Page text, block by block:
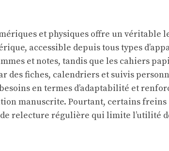
et physiques offre un véritable
accessible depuis tous types
et notes, tandis que les cahiers
des fiches, calendriers et suivis
en termes d’adaptabilité et
manuscrite. Pourtant, certains freins
de relecture régulière qui limite l’utilité